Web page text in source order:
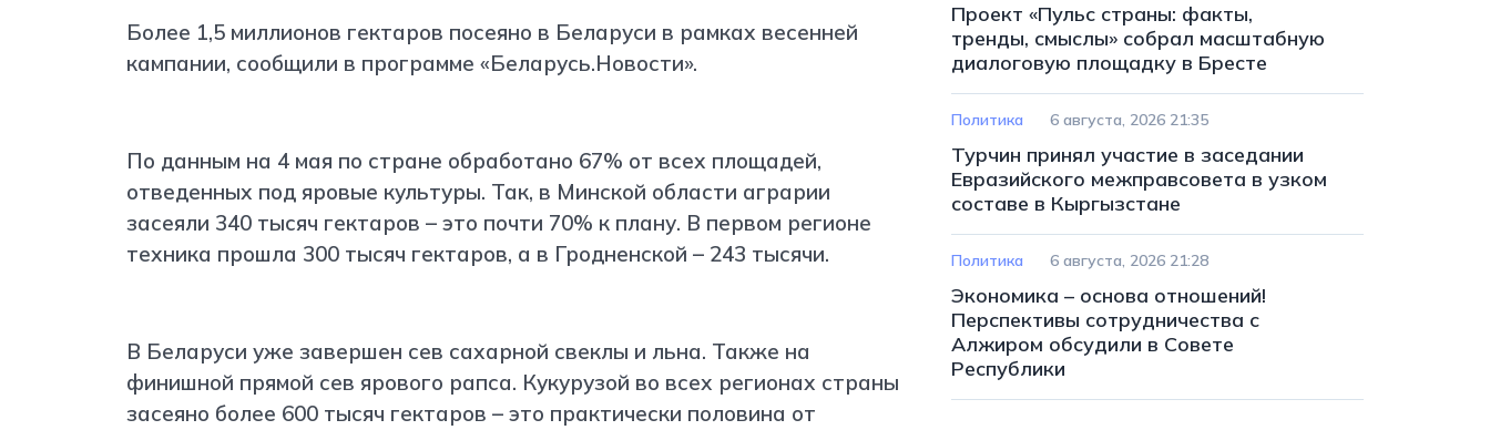
Более 1,5 миллионов гектаров посеяно в Беларуси в рамках весенней
кампании, сообщили в программе «Беларусь.Новости».
По данным на 4 мая по стране обработано 67% от всех площадей,
отведенных под яровые культуры. Так, в Минской области аграрии
засеяли 340 тысяч гектаров – это почти 70% к плану. В первом регионе
техника прошла 300 тысяч гектаров, а в Гродненской – 243 тысячи.
В Беларуси уже завершен сев сахарной свеклы и льна. Также на
финишной прямой сев ярового рапса. Кукурузой во всех регионах страны
засеяно более 600 тысяч гектаров – это практически половина от
Проект «Пульс страны: факты,
тренды, смыслы» собрал масштабную
диалоговую площадку в Бресте
Политика 6 августа, 2026 21:35
Турчин принял участие в заседании
Евразийского межправсовета в узком
составе в Кыргызстане
Политика 6 августа, 2026 21:28
Экономика – основа отношений!
Перспективы сотрудничества с
Алжиром обсудили в Совете
Республики